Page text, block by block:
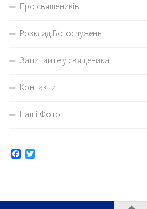
Про священиків
Розклад Богослужень
Запитайте у священика
Контакти
Наші Фото
Facebook